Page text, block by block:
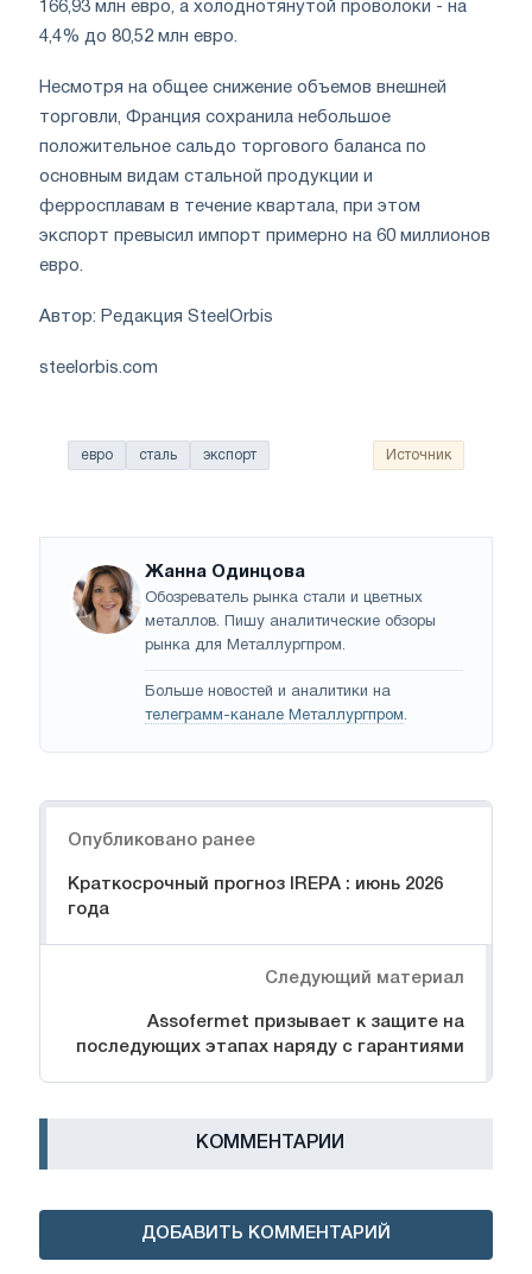
166,93 млн евро, а холоднотянутой проволоки - на
4,4% до 80,52 млн евро.
Несмотря на общее снижение объемов внешней
торговли, Франция сохранила небольшое
положительное сальдо торгового баланса по
основным видам стальной продукции и
ферросплавам в течение квартала, при этом
экспорт превысил импорт примерно на 60 миллионов
евро.
Автор: Редакция SteelOrbis
steelorbis.com
евро сталь экспорт Источник
Жанна Одинцова
Обозреватель рынка стали и цветных
металлов. Пишу аналитические обзоры
рынка для Металлургпром.
Больше новостей и аналитики на
телеграмм-канале Металлургпром.
Опубликовано ранее
Краткосрочный прогноз IREPA : июнь 2026
года
Следующий материал
Assofermet призывает к защите на
последующих этапах наряду с гарантиями
КОММЕНТАРИИ
ДОБАВИТЬ КОММЕНТАРИЙ